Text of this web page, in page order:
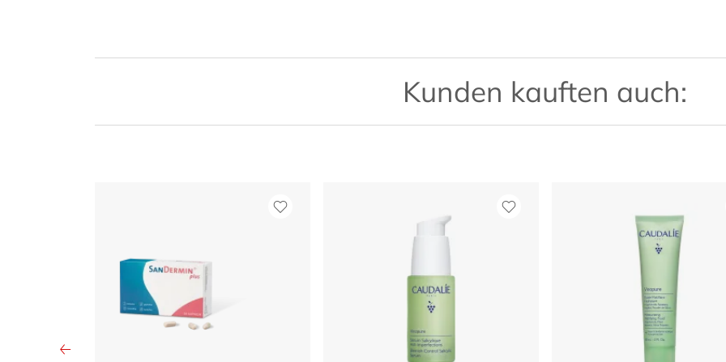
Kunden kauften auch: